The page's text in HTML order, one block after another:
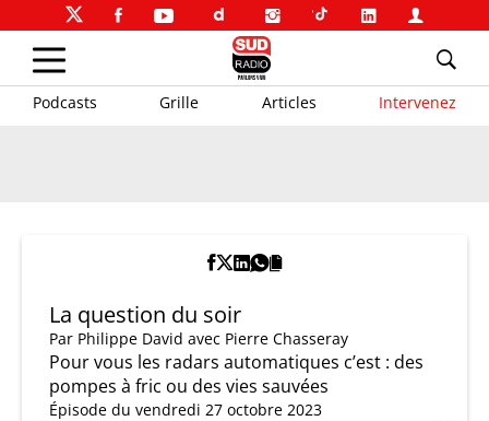
Podcasts Grille Articles Intervenez
La question du soir
Par Philippe David avec Pierre Chasseray
Pour vous les radars automatiques c’est : des
pompes à fric ou des vies sauvées
Épisode du vendredi 27 octobre 2023